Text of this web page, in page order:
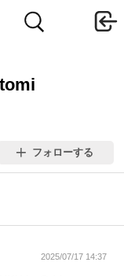
フォローする
2025/07/17 14:37